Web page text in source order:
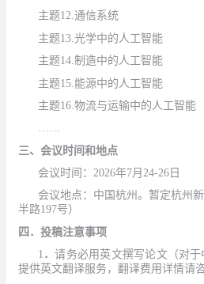
主题12.通信系统
主题1 3.光学中的人工智能
主题14.制造中的人工智能
主题15. 能源中的人工智能
主题16. 物流与运输中的人工智能
……
三、会议时间和地点
会议时间： 2026年7月24-26日
会议地点：中国杭州。暂定杭州
半路197号）
四．投稿注意事项
1 ．请务必用英文撰写论文（对于
提供英文翻译服务，翻译费用详情请